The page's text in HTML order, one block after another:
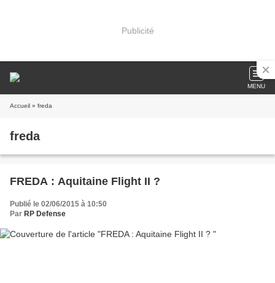
Publicité
MENU
Accueil » freda
freda
FREDA : Aquitaine Flight II ?
Publié le 02/06/2015 à 10:50
Par RP Defense